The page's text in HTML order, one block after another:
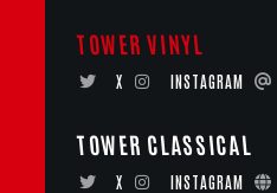
TOWER VINYL
X INSTAGRAM
TOWER CLASSICAL
X INSTAGRAM